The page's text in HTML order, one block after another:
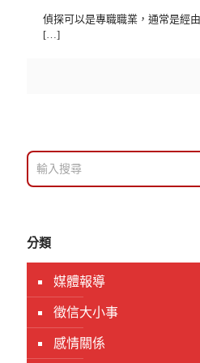
偵探可以是專職職業，通常是經
[…]
分類
媒體報導
徵信大小事
感情關係